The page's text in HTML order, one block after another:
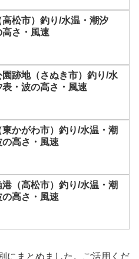
高松市）釣り/水温・潮汐
高さ・風速
跡地（さぬき市）釣り/水
・波の高さ・風速
かがわ市）釣り/水温・潮
高さ・風速
（高松市）釣り/水温・潮
高さ・風速
にまとめました。ご活用くだ